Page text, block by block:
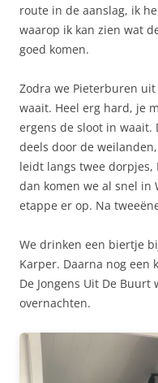
route in de aanslag, ik
waarop ik kan zien wat
goed komen.
Zodra we Pieterburen
waait. Heel erg hard, je
ergens de sloot in waait.
deels door de
leidt langs twee dorpjes,
dan komen we al snel in
etappe er op. Na
We drinken een biertje
Karper. Daarna nog een
De Jongens Uit De
overnachten.